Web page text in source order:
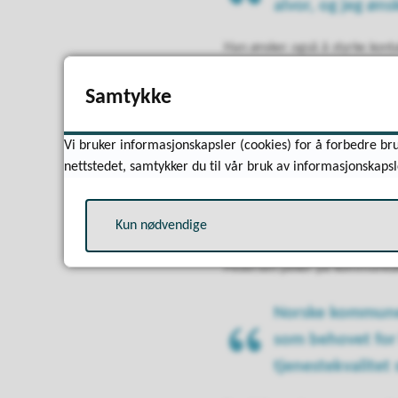
alvor, og jeg
Han ønsker også å styrke
Det finnes
en tilgjengelig,
Ser fremover
Pedersen peker på
Norske
som behovet
tjenestekvalitet
Samtykke
Vi bruker informasjonskapsler (cookies) for å forbedre
nettstedet, samtykker du til vår bruk av
Kun nødvendige